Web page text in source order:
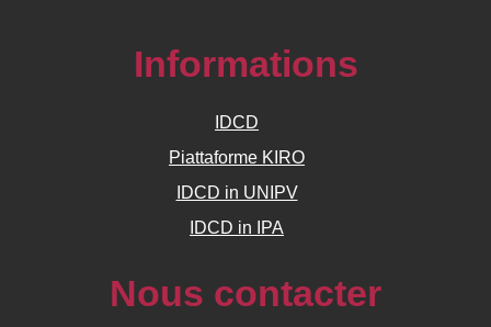
Informations
IDCD
Piattaforme KIRO
IDCD in UNIPV
IDCD in IPA
Nous contacter